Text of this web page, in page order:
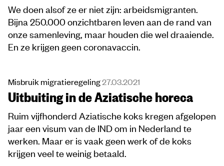
We doen alsof ze er niet zijn: arbeidsmigranten.
Bijna 250.000 onzichtbaren leven aan de rand van
onze samenleving, maar houden die wel draaiende.
En ze krijgen geen coronavaccin.
Misbruik migratieregeling27.03.2021
Uitbuiting in de Aziatische horeca
Ruim vijfhonderd Aziatische koks kregen afgelopen
jaar een visum van de IND om in Nederland te
werken. Maar er is vaak geen werk of de koks
krijgen veel te weinig betaald.